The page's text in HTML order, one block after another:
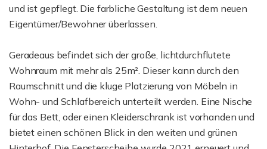
und ist gepflegt. Die farbliche Gestaltung ist dem neuen
Eigentümer/Bewohner überlassen.
Geradeaus befindet sich der große, lichtdurchflutete
Wohnraum mit mehr als 25m². Dieser kann durch den
Raumschnitt und die kluge Platzierung von Möbeln in
Wohn- und Schlafbereich unterteilt werden. Eine Nische
für das Bett, oder einen Kleiderschrank ist vorhanden und
bietet einen schönen Blick in den weiten und grünen